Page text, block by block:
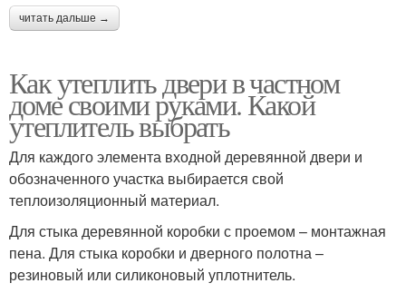
читать дальше →
Как утеплить двери в частном
доме своими руками. Какой
утеплитель выбрать
Для каждого элемента входной деревянной двери и
обозначенного участка выбирается свой
теплоизоляционный материал.
Для стыка деревянной коробки с проемом – монтажная
пена. Для стыка коробки и дверного полотна –
резиновый или силиконовый уплотнитель.